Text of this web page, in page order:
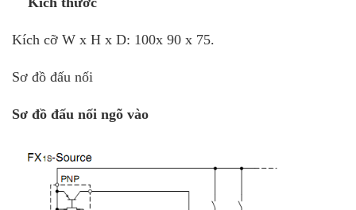
Kích cỡ W x H x D: 100x 90 x 75.
Sơ đồ đấu nối
Sơ đồ đấu nối ngõ vào